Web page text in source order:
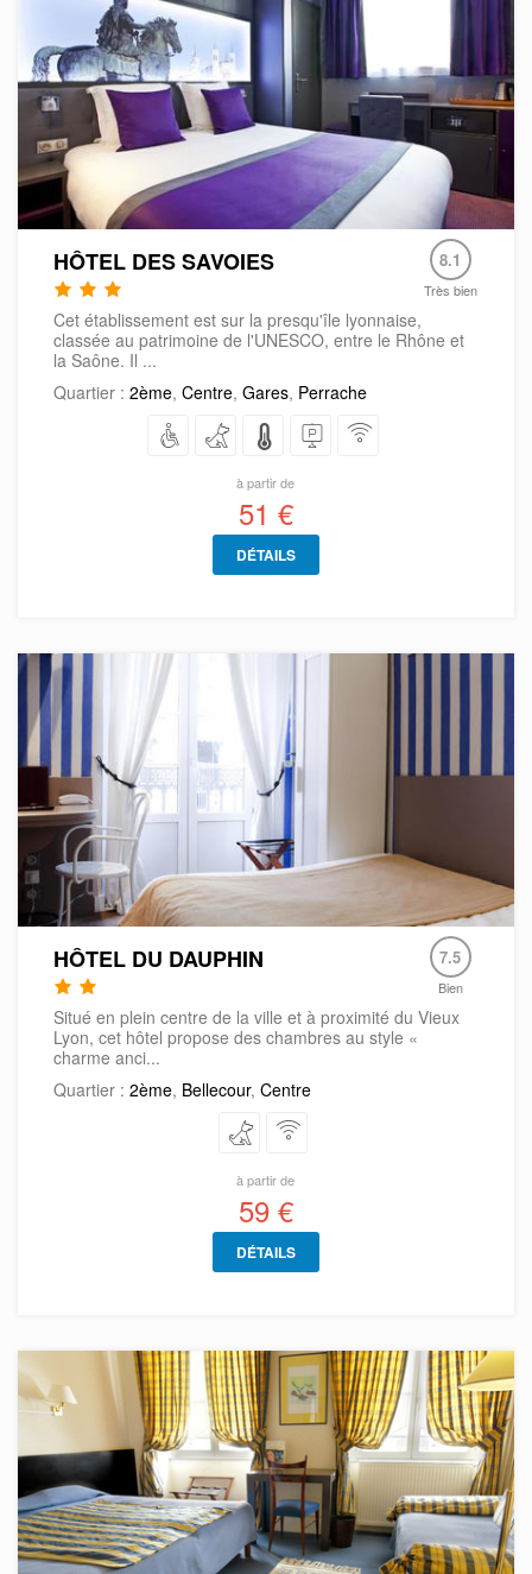
HÔTEL DES SAVOIES 8.1
Très bien
Cet établissement est sur la presqu'île lyonnaise,
classée au patrimoine de l'UNESCO, entre le Rhône et
la Saône. Il ...
Quartier : 2ème, Centre, Gares, Perrache
à partir de
51 €
DÉTAILS
HÔTEL DU DAUPHIN 7.5
Bien
Situé en plein centre de la ville et à proximité du Vieux
Lyon, cet hôtel propose des chambres au style «
charme anci...
Quartier : 2ème, Bellecour, Centre
à partir de
59 €
DÉTAILS